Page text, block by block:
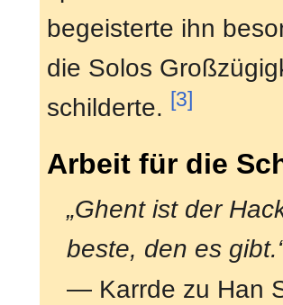
begeisterte ihn
die Solos
schilderte. [3]
Arbeit für die
„Ghent ist der
beste, den es
— Karrde zu Han